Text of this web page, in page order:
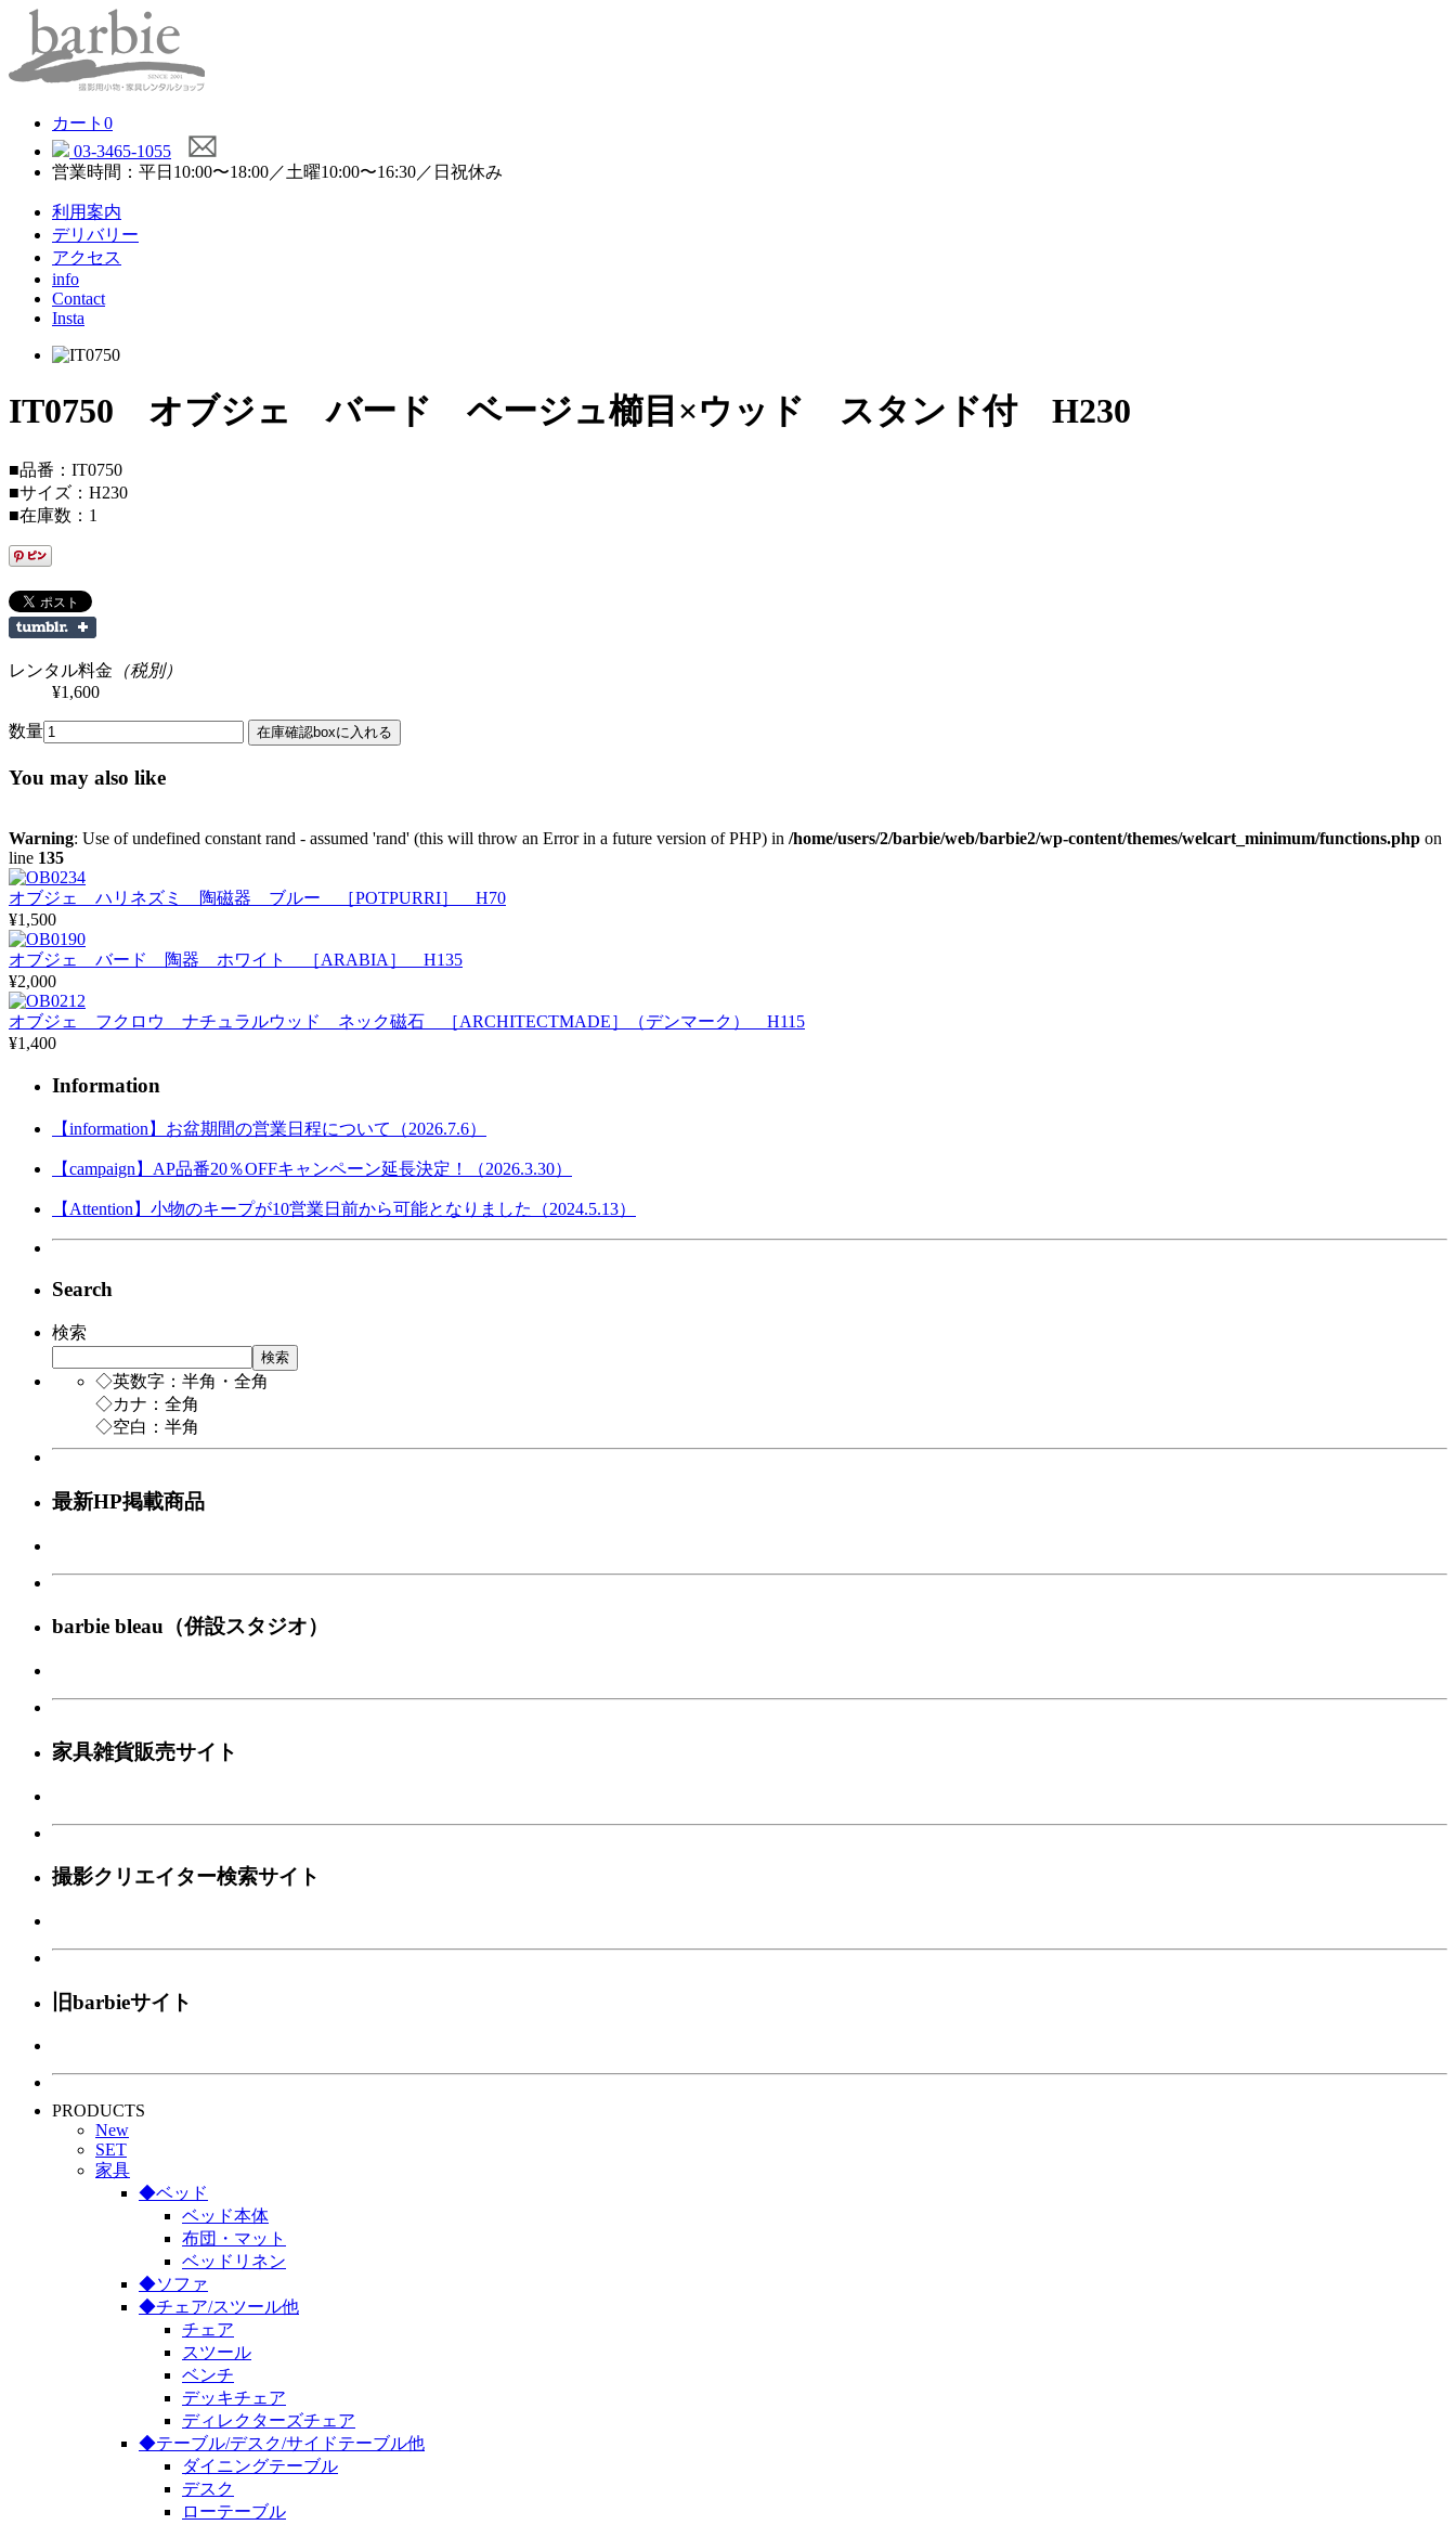
カート 0
03-3465-1055
営業時間：平日10:00〜18:00／土曜10:00〜16:30／日祝休み
利用案内
デリバリー
アクセス
info
Contact
Insta
IT0750 オブジェ バード ベージュ櫛目×ウッド スタンド付 H230
■品番：IT0750
■サイズ：H230
■在庫数：1
レンタル料金 （税別）
¥1,600
数量
You may also like
Warning: Use of undefined constant rand - assumed 'rand' (this will throw an Error in a future version of PHP) in /home/users/2/barbie/web/barbie2/wp-content/themes/welcart_minimum/functions.php on
line 135
オブジェ ハリネズミ 陶磁器 ブルー ［POTPURRI］ H70
¥1,500
オブジェ バード 陶器 ホワイト ［ARABIA］ H135
¥2,000
オブジェ フクロウ ナチュラルウッド ネック磁石 ［ARCHITECTMADE］（デンマーク） H115
¥1,400
Information
【information】お盆期間の営業日程について（2026.7.6）
【campaign】AP品番20％OFFキャンペーン延長決定！（2026.3.30）
【Attention】小物のキープが10営業日前から可能となりました（2024.5.13）
Search
検索
検索
◇英数字：半角・全角
◇カナ：全角
◇空白：半角
最新HP掲載商品
barbie bleau（併設スタジオ）
家具雑貨販売サイト
撮影クリエイター検索サイト
旧barbieサイト
PRODUCTS
New
SET
家具
◆ベッド
ベッド本体
布団・マット
ベッドリネン
◆ソファ
◆チェア/スツール他
チェア
スツール
ベンチ
デッキチェア
ディレクターズチェア
◆テーブル/デスク/サイドテーブル他
ダイニングテーブル
デスク
ローテーブル